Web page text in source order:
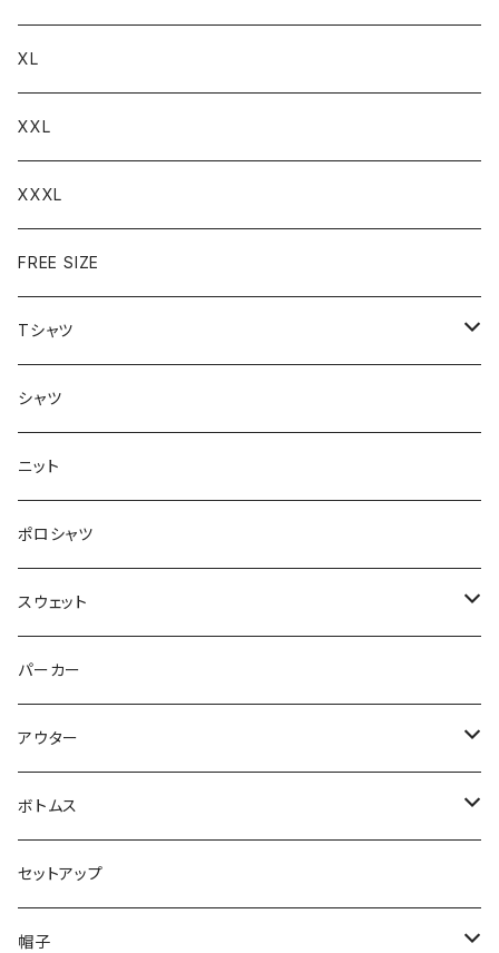
XL
XXL
XXXL
FREE SIZE
Tシャツ
半袖
ロングTシャツ
タンクトップ
シャツ
ニット
ポロシャツ
スウェット
トップス
パンツ
パーカー
アウター
ジャケット
コート
ダウン
ボトムス
ロングパンツ
ハーフパンツ
セットアップ
帽子